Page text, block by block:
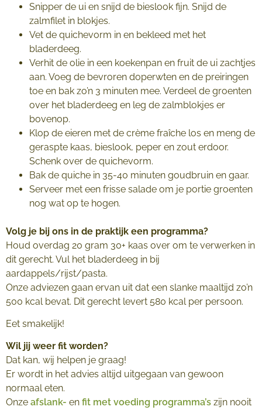
Snipper de ui en snijd de bieslook fijn. Snijd de
zalmfilet in blokjes.
Vet de quichevorm in en bekleed met het
bladerdeeg.
Verhit de olie in een koekenpan en fruit de ui zachtjes
aan. Voeg de bevroren doperwten en de preiringen
toe en bak zo’n 3 minuten mee. Verdeel de groenten
over het bladerdeeg en leg de zalmblokjes er
bovenop.
Klop de eieren met de crème fraîche los en meng de
geraspte kaas, bieslook, peper en zout erdoor.
Schenk over de quichevorm.
Bak de quiche in 35-40 minuten goudbruin en gaar.
Serveer met een frisse salade om je portie groenten
nog wat op te hogen.
Volg je bij ons in de praktijk een programma?
Houd overdag 20 gram 30+ kaas over om te verwerken in
dit gerecht. Vul het bladerdeeg in bij
aardappels/rijst/pasta.
Onze adviezen gaan ervan uit dat een slanke maaltijd zo’n
500 kcal bevat. Dit gerecht levert 580 kcal per persoon.
Eet smakelijk!
Wil jij weer fit worden?
Dat kan, wij helpen je graag!
Er wordt in het advies altijd uitgegaan van gewoon
normaal eten.
Onze afslank- en fit met voeding programma’s zijn nooit